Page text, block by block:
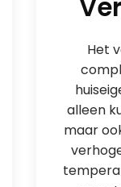
Het
alleen
maar